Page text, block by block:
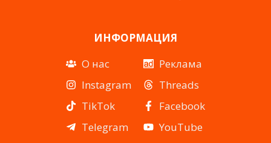
ИНФОРМАЦИЯ
О нас
Instagram
TikTok
Telegram
Реклама
Threads
Facebook
YouTube